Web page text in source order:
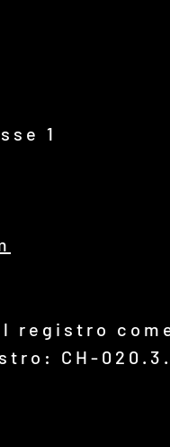
1
registro
CH-